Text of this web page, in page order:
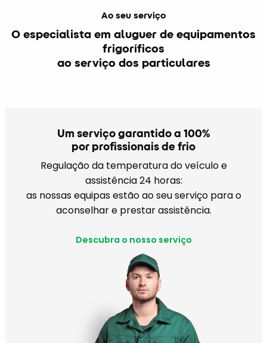
Ao seu serviço
O especialista em aluguer de equipamentos
frigoríficos
ao serviço dos particulares
Um serviço garantido a 100%
por profissionais de frio
Regulação da temperatura do veículo e
assistência 24 horas:
as nossas equipas estão ao seu serviço para o
aconselhar e prestar assistência.
Descubra o nosso serviço